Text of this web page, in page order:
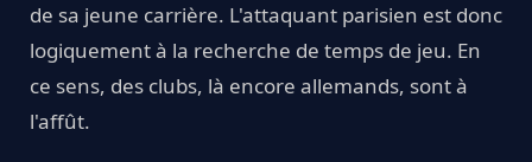
de sa jeune carrière. L'attaquant parisien est donc
logiquement à la recherche de temps de jeu. En
ce sens, des clubs, là encore allemands, sont à
l'affût.